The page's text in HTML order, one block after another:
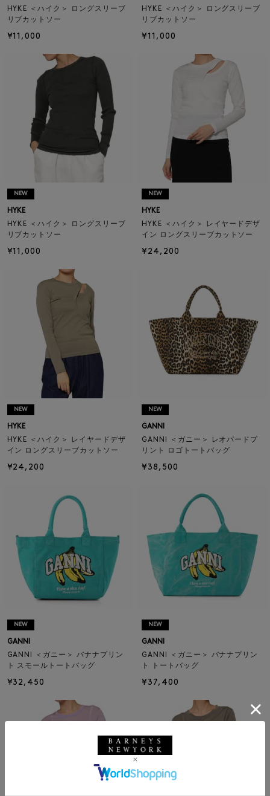
HYKE ＜ハイク＞ ロングスリーブ
リブカットソー
¥11,000
HYKE ＜ハイク＞ ロングスリーブ
リブカットソー
¥11,000
NEW
HYKE
HYKE ＜ハイク＞ ロングスリーブ
リブカットソー
¥11,000
NEW
HYKE
HYKE ＜ハイク＞ レイヤードデザ
イン ロングスリーブカットソー
¥24,200
NEW
HYKE
HYKE ＜ハイク＞ レイヤードデザ
イン ロングスリーブカットソー
¥24,200
NEW
GANNI
GANNI ＜ガニー＞ レオパードプ
リント ロゴトートバッグ
¥38,500
NEW
GANNI
GANNI ＜ガニー＞ バナナプリン
ト スモールトートバッグ
¥32,450
NEW
GANNI
GANNI ＜ガニー＞ バナナプリン
ト トートバッグ
¥37,400